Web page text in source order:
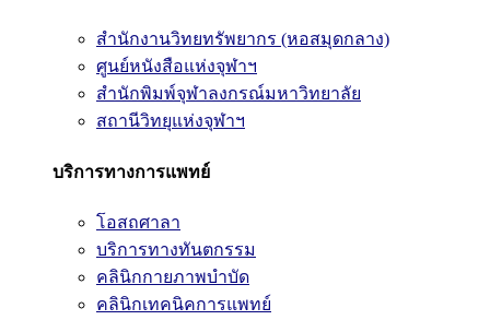
สำนักงานวิทยทรัพยากร (หอสมุดกลาง)
ศูนย์หนังสือแห่งจุฬาฯ
สำนักพิมพ์จุฬาลงกรณ์มหาวิทยาลัย
สถานีวิทยุแห่งจุฬาฯ
บริการทางการแพทย์
โอสถศาลา
บริการทางทันตกรรม
คลินิกกายภาพบำบัด
คลินิกเทคนิคการแพทย์